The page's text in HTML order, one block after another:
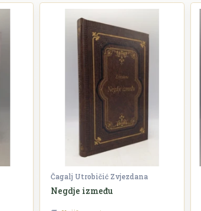
Čagalj Utrobičić Zvjezdana
Negdje između